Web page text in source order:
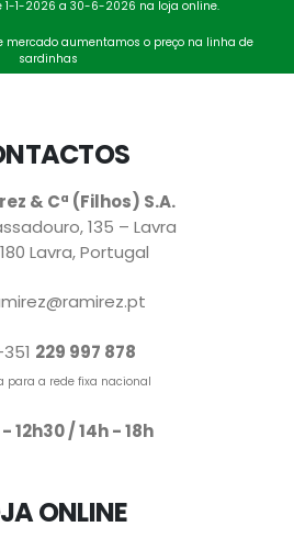
1-1-2026 a 30-6-2026 na loja online.
mercado aumentamos o preço na linha de
sardinhas
& Cª (Filhos) S.A.
135 – Lavra
Lavra, Portugal
229 997 878
para a rede fixa nacional
12h30 / 14h - 18h
ONLINE